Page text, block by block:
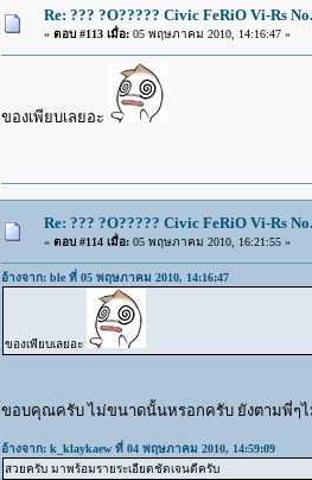
Re: ??? ?O????? Civic FeRiO Vi-Rs
« ตอบ #113 เมื่อ:05 พฤษภาคม 2010, 14:16:47 »
ของเพียบเลยอะ
Re: ??? ?O????? Civic FeRiO Vi-Rs
« ตอบ #114 เมื่อ:05 พฤษภาคม 2010, 16:21:55 »
อ้างจาก: ble ที่ 05 พฤษภาคม 2010, 14:16:47
ของเพียบเลยอะ
ขอบคุณครับ ไม่ขนาดนั้นหรอกครับ ยังตามพี่ๆ
อ้างจาก: k_klaykaew ที่ 04 พฤษภาคม 2010, 14:59:09
สวยครับ มาพร้อมรายระเอียดชัดเจนดีครับ